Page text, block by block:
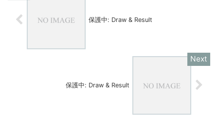
保護中: Draw & Result
保護中: Draw & Result